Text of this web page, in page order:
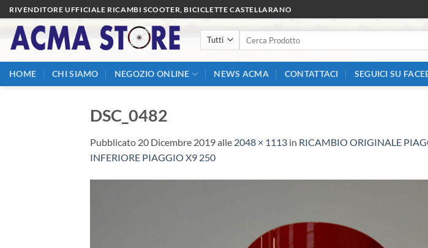
Salta
ai
contenuti
RIVENDITORE UFFICIALE RICAMBI SCOOTER, BICICLETTE CASTELLARANO
HOME CHI SIAMO NEGOZIO ONLINE NEWS ACMA CONTATTACI SEGUICI SU
DSC_0482
Pubblicato 20 Dicembre 2019alle 2048 × 1113 in RICAMBIO ORIGINALE
INFERIORE PIAGGIO X9 250